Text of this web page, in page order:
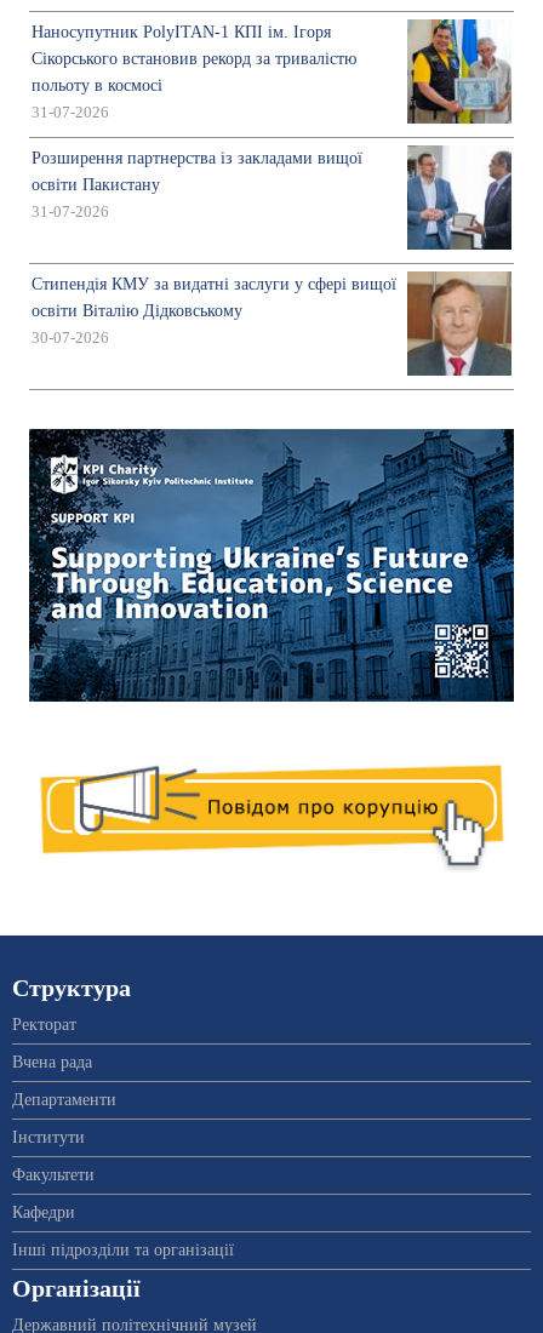
Наносупутник PolyITAN-1 КПІ ім. Ігоря
Сікорського встановив рекорд за тривалістю
польоту в космосі
31-07-2026
Розширення партнерства із закладами вищої
освіти Пакистану
31-07-2026
Стипендія КМУ за видатні заслуги у сфері вищої
освіти Віталію Дідковському
30-07-2026
Структура
Ректорат
Вчена рада
Департаменти
Інститути
Факультети
Кафедри
Інші підрозділи та організації
Організації
Державний політехнічний музей